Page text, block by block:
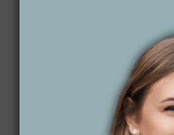
Projektowanie ogrodów Orneta
Dlaczego